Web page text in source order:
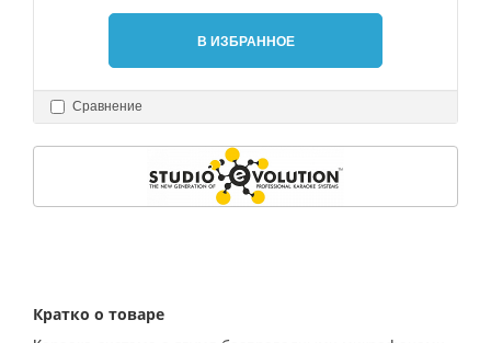
В ИЗБРАННОЕ
Сравнение
Кратко о товаре